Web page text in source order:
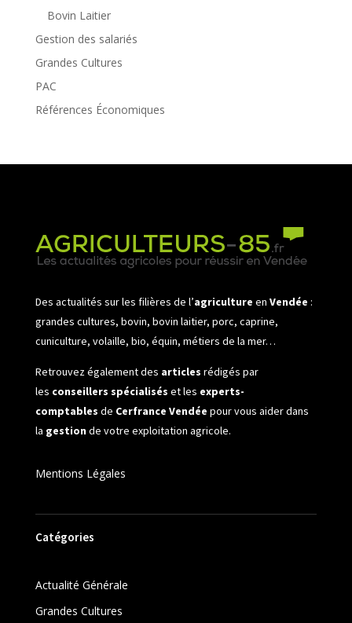
Bovin Laitier
Gestion des salariés
Grandes Cultures
PAC
Références Économiques
Des actualités sur les filières de l’agriculture en Vendée :
grandes cultures, bovin, bovin laitier, porc, caprine,
cuniculture, volaille, bio, équin, métiers de la mer…
Retrouvez également des articles rédigés par
les conseillers spécialisés et les experts-
comptables de Cerfrance Vendée pour vous aider dans
la gestionde votre exploitation agricole.
Mentions Légales
Catégories
Actualité Générale
Grandes Cultures